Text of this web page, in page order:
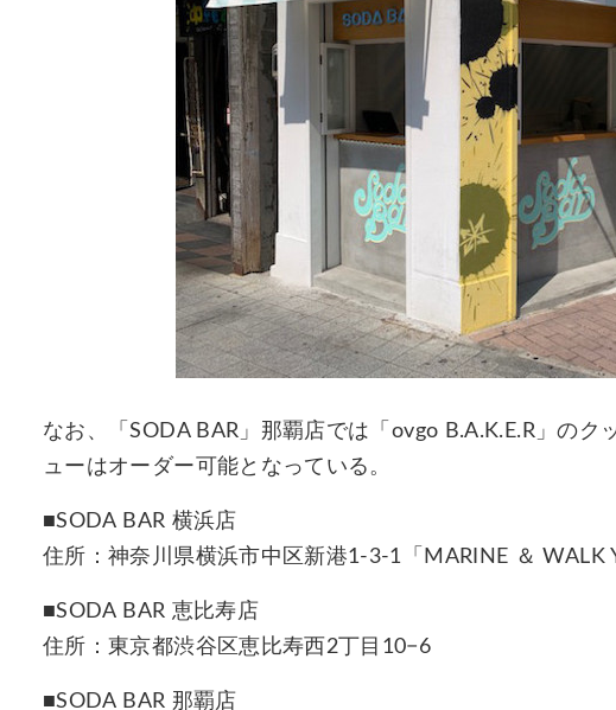
なお、「SODA BAR」那覇店では「ovgo B.A.K.E.R」の
ューはオーダー可能となっている。
■SODA BAR 横浜店
住所：神奈川県横浜市中区新港1-3-1「MARINE ＆ WALK
■SODA BAR 恵比寿店
住所：東京都渋谷区恵比寿西2丁目10−6
■SODA BAR 那覇店